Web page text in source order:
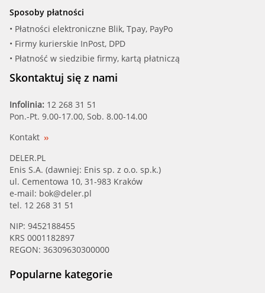
Sposoby płatności
• Płatności elektroniczne Blik, Tpay, PayPo
• Firmy kurierskie InPost, DPD
• Płatność w siedzibie firmy, kartą płatniczą
Skontaktuj się z nami
Infolinia: 12 268 31 51
Pon.-Pt. 9.00-17.00, Sob. 8.00-14.00
Kontakt
DELER.PL
Enis S.A. (dawniej: Enis sp. z o.o. sp.k.)
ul. Cementowa 10, 31-983 Kraków
e-mail: bok@deler.pl
tel. 12 268 31 51
NIP: 9452188455
KRS 0001182897
REGON: 36309630300000
Popularne kategorie